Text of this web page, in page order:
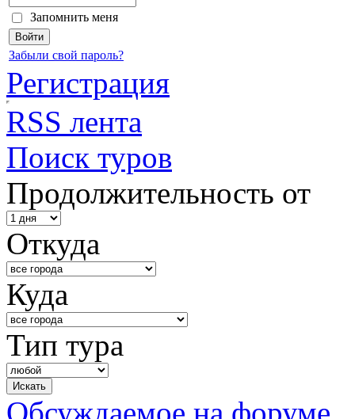
Запомнить меня
Забыли свой пароль?
Регистрация
RSS лента
Поиск туров
Продолжительность от
Откуда
Куда
Тип тура
Обсуждаемое на форуме